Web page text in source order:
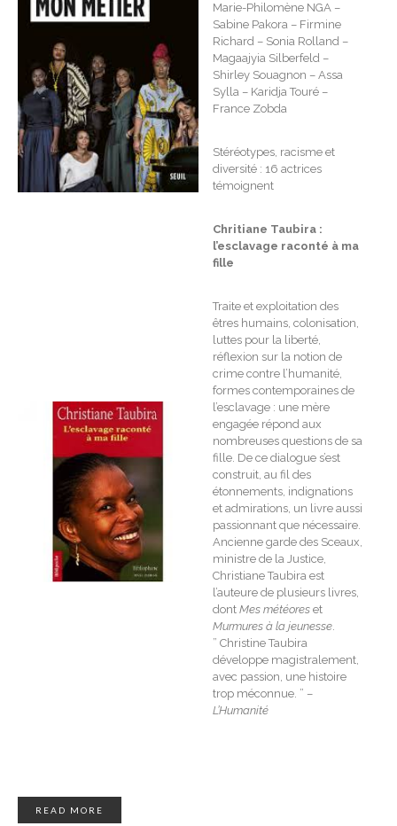
Marie-Philomène NGA –
Sabine Pakora – Firmine
Richard – Sonia Rolland –
Magaajyia Silberfeld –
Shirley Souagnon – Assa
Sylla – Karidja Touré –
France Zobda
Stéréotypes, racisme et
diversité : 16 actrices
témoignent
Chritiane Taubira :
l’esclavage raconté à ma
fille
Traite et exploitation des
êtres humains, colonisation,
luttes pour la liberté,
réflexion sur la notion de
crime contre l’humanité,
formes contemporaines de
l’esclavage : une mère
engagée répond aux
nombreuses questions de sa
fille. De ce dialogue s’est
construit, au fil des
étonnements, indignations
et admirations, un livre aussi
passionnant que nécessaire.
Ancienne garde des Sceaux,
ministre de la Justice,
Christiane Taubira est
l’auteure de plusieurs livres,
dontMes météores et
Murmures à la jeunesse.
” Christine Taubira
développe magistralement,
avec passion, une histoire
trop méconnue. ” –
L’Humanité
READ MORE